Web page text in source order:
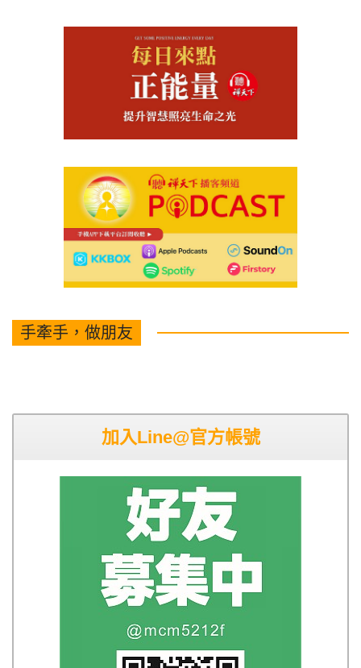
手牽手，做朋友
加入Line@官方帳號